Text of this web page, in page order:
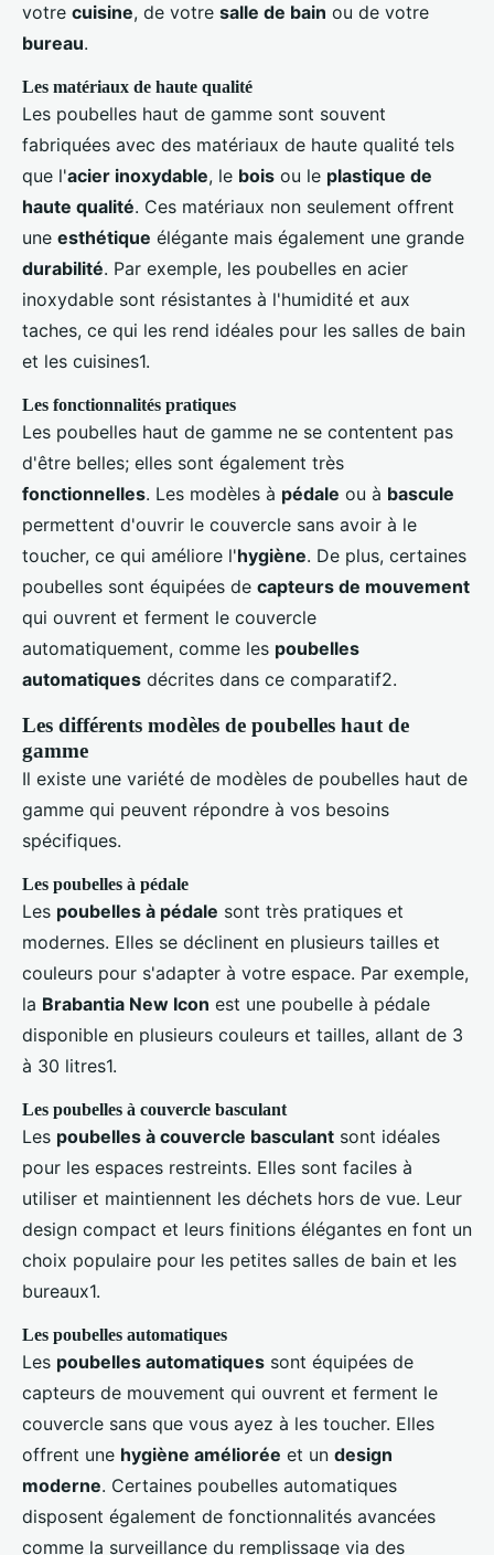
votre cuisine, de votre salle de bain ou de votre
bureau.
Les matériaux de haute qualité
Les poubelles haut de gamme sont souvent
fabriquées avec des matériaux de haute qualité tels
que l'acier inoxydable, le bois ou le plastique de
haute qualité. Ces matériaux non seulement offrent
une esthétique élégante mais également une grande
durabilité. Par exemple, les poubelles en acier
inoxydable sont résistantes à l'humidité et aux
taches, ce qui les rend idéales pour les salles de bain
et les cuisines1.
Les fonctionnalités pratiques
Les poubelles haut de gamme ne se contentent pas
d'être belles; elles sont également très
fonctionnelles. Les modèles à pédale ou à bascule
permettent d'ouvrir le couvercle sans avoir à le
toucher, ce qui améliore l'hygiène. De plus, certaines
poubelles sont équipées de capteurs de mouvement
qui ouvrent et ferment le couvercle
automatiquement, comme les poubelles
automatiques décrites dans ce comparatif2.
Les différents modèles de poubelles haut de
gamme
Il existe une variété de modèles de poubelles haut de
gamme qui peuvent répondre à vos besoins
spécifiques.
Les poubelles à pédale
Les poubelles à pédale sont très pratiques et
modernes. Elles se déclinent en plusieurs tailles et
couleurs pour s'adapter à votre espace. Par exemple,
la Brabantia New Icon est une poubelle à pédale
disponible en plusieurs couleurs et tailles, allant de 3
à 30 litres1.
Les poubelles à couvercle basculant
Les poubelles à couvercle basculant sont idéales
pour les espaces restreints. Elles sont faciles à
utiliser et maintiennent les déchets hors de vue. Leur
design compact et leurs finitions élégantes en font un
choix populaire pour les petites salles de bain et les
bureaux1.
Les poubelles automatiques
Les poubelles automatiques sont équipées de
capteurs de mouvement qui ouvrent et ferment le
couvercle sans que vous ayez à les toucher. Elles
offrent une hygiène améliorée et un design
moderne. Certaines poubelles automatiques
disposent également de fonctionnalités avancées
comme la surveillance du remplissage via des